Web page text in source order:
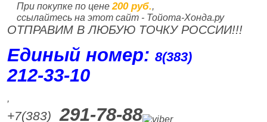
При покупке по цене 200 руб.,
ссылайтесь на этот сайт - Тойота-Хонда.ру
ОТПРАВИМ В ЛЮБУЮ ТОЧКУ РОССИИ!!!
Единый номер:8(383)
212‑33‑10
,
+7(383) 291-78-88